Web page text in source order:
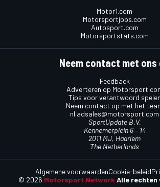
Motor1.com
Motorsportjobs.com
Autosport.com
Motorsportstats.com
Neem contact met ons
Feedback
Adverteren op
Tips voor verantwoord spelen
Neem contact op met het
nl.adsales@motorsport.com
SportUpdate B.V.
Kennemerplein 6 – 14
2011 MJ, Haarlem
The Netherlands
© 2026 Motorsport Network Alle rechten
Algemene voorwaardenCookie-beleid